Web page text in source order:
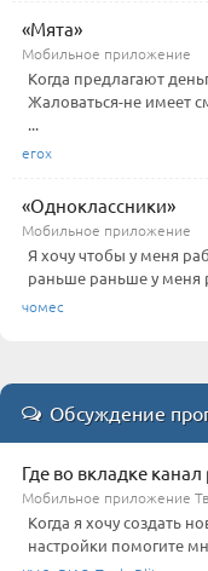
«Мята»
Мобильное приложение
Когда предлагают
Жаловаться-не имеет
...
егох
«Одноклассники»
Мобильное приложение
Я хочу чтобы у меня
раньше раньше у меня
чомес
Обсуждение
Где во вкладке
Мобильное приложение
Когда я хочу создать
настройки помогите